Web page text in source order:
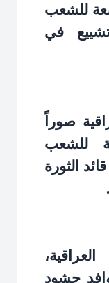
للشعب
في
صوراً
للشعب
الثورة
.
حشود